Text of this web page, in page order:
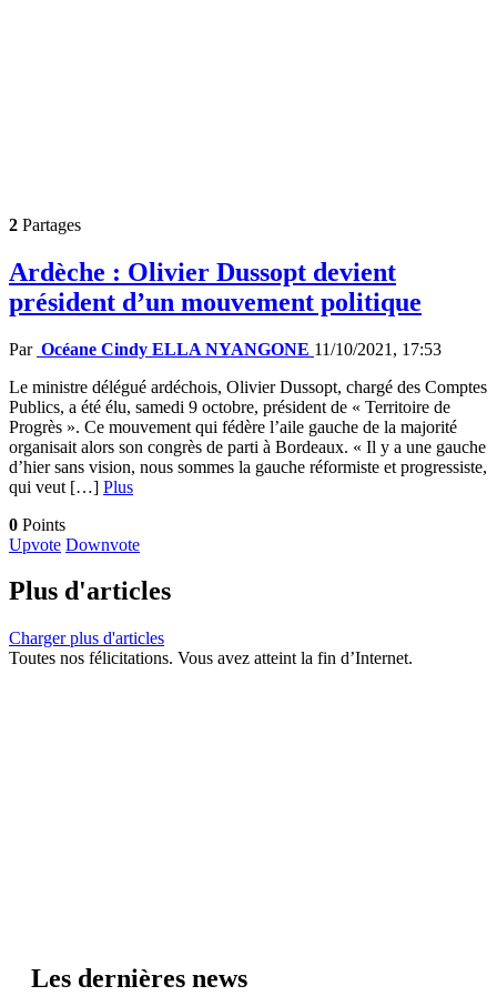
2 Partages
Ardèche : Olivier Dussopt devient
président d’un mouvement politique
Par Océane Cindy ELLA NYANGONE 11/10/2021, 17:53
Le ministre délégué ardéchois, Olivier Dussopt, chargé des Comptes
Publics, a été élu, samedi 9 octobre, président de « Territoire de
Progrès ». Ce mouvement qui fédère l’aile gauche de la majorité
organisait alors son congrès de parti à Bordeaux. « Il y a une gauche
d’hier sans vision, nous sommes la gauche réformiste et progressiste,
qui veut […] Plus
0 Points
Upvote Downvote
Plus d'articles
Charger plus d'articles
Toutes nos félicitations. Vous avez atteint la fin d’Internet.
Les dernières news